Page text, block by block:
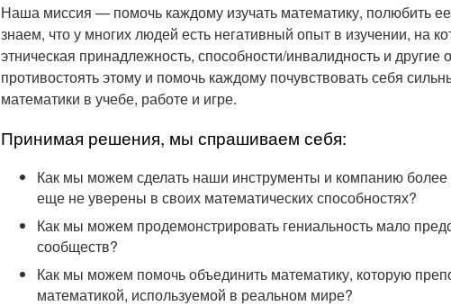
Наша миссия — помочь каждому изучать математику, полюбить
знаем, что у многих людей есть негативный опыт в изучении, на
этническая принадлежность, способности/инвалидность и
противостоять этому и помочь каждому почувствовать себя
математики в учебе, работе и игре.
Принимая решения, мы спрашиваем себя:
Как мы можем сделать наши инструменты и компанию
еще не уверены в своих математических способностях?
Как мы можем продемонстрировать гениальность мало
сообществ?
Как мы можем помочь объединить математику, которую
математикой, используемой в реальном мире?